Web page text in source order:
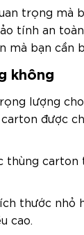
trọng mà
tính an
mà bạn cần
không
lượng
được
carton
thước nhỏ
cao.